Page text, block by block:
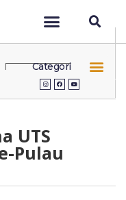
Categori
UTS
Pulau